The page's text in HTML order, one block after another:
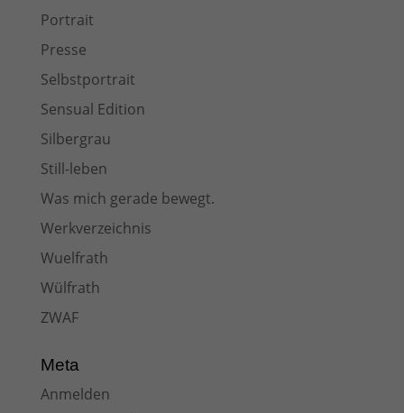
Portrait
Presse
Selbstportrait
Sensual Edition
Silbergrau
Still-leben
Was mich gerade bewegt.
Werkverzeichnis
Wuelfrath
Wülfrath
ZWAF
Meta
Anmelden